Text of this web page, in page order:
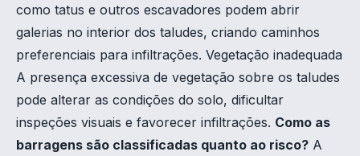
como tatus e outros escavadores podem abrir
galerias no interior dos taludes, criando caminhos
preferenciais para infiltrações. Vegetação inadequada
A presença excessiva de vegetação sobre os taludes
pode alterar as condições do solo, dificultar
inspeções visuais e favorecer infiltrações. Como as
barragens são classificadas quanto ao risco? A